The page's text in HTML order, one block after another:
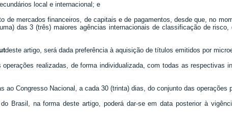
local e internacional; e
de mercados financeiros, de capitais e de pagamentos, desde que, no
das 3 (três) maiores agências internacionais de classificação de
deste artigo, será dada preferência à aquisição de títulos emitidos por
realizadas, de forma individualizada, com todas as
ao Congresso Nacional, a cada 30 (trinta) dias, do conjunto das
Brasil, na forma deste artigo, poderá dar-se em data posterior à